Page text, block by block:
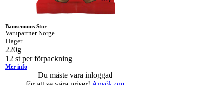
Bamsemums Stor
Varupartner Norge
I lager
220g
12 st per förpackning
Mer info
Du måste vara inloggad